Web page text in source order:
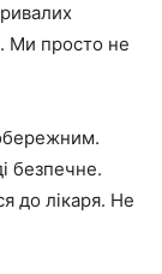
Ми просто не
безпечне.
до лікаря. Не